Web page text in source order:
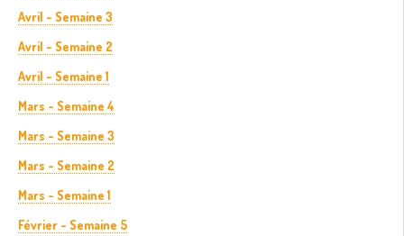
Avril - Semaine 3
Avril - Semaine 2
Avril - Semaine 1
Mars - Semaine 4
Mars - Semaine 3
Mars - Semaine 2
Mars - Semaine 1
Février - Semaine 5